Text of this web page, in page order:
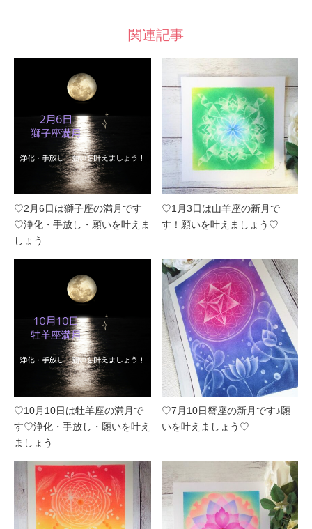
関連記事
♡2月6日は獅子座の満月です
♡浄化・手放し・願いを叶えま
しょう
♡1月3日は山羊座の新月で
す！願いを叶えましょう♡
♡10月10日は牡羊座の満月で
す♡浄化・手放し・願いを叶え
ましょう
♡7月10日蟹座の新月です♪願
いを叶えましょう♡